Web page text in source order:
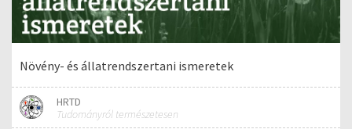
Növény- és állatrendszertani ismeretek
HRTD
Tudományról természetesen